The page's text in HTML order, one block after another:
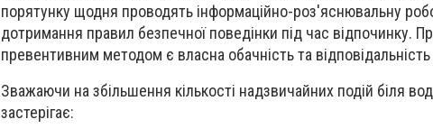
порятунку щодня проводять інформаційно-роз'яснювальну
дотримання правил безпечної поведінки під час відпочинку.
превентивним методом є власна обачність та
Зважаючи на збільшення кількості надзвичайних подій біля
застерігає: